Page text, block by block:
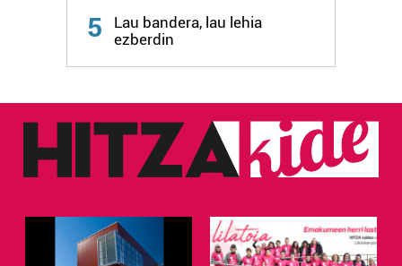
5
Lau bandera, lau lehia
ezberdin